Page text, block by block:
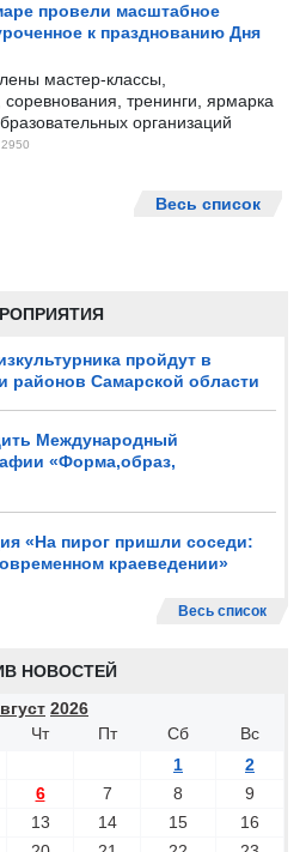
пройдут в
районов Самарской области
Международный
«Форма,образ,
«На пирог пришли соседи:
краеведении»
Весь список
НОВОСТЕЙ
2026
Чт Пт Сб
Вс
1
2
6 7 8
9
13 14 15
16
провели масштабное
к празднованию Дня
мастер-классы,
тренинги, ярмарка
организаций
2950
Весь список